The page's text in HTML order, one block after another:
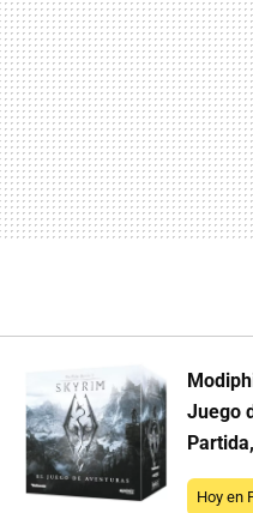
Juego
Hoy en